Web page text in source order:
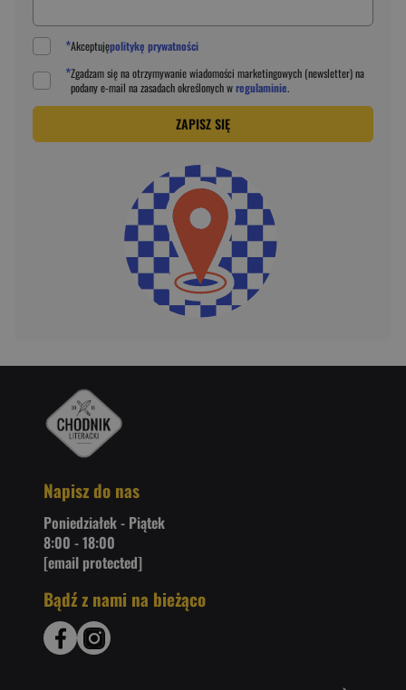
*Akceptujępolitykę prywatności
*Zgadzam się na otrzymywanie wiadomości marketingowych (newsletter) na
podanye-mail na zasadach określonych wregulaminie.
ZAPISZ SIĘ
Napisz do nas
Poniedziałek - Piątek
8:00 - 18:00
[email protected]
Bądź z nami na bieżąco